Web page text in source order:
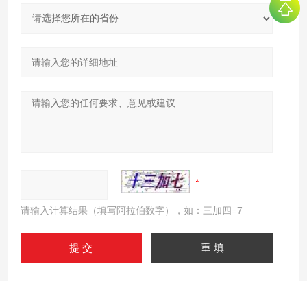
请输入计算结果（填写阿拉伯数字），如：三加四=7